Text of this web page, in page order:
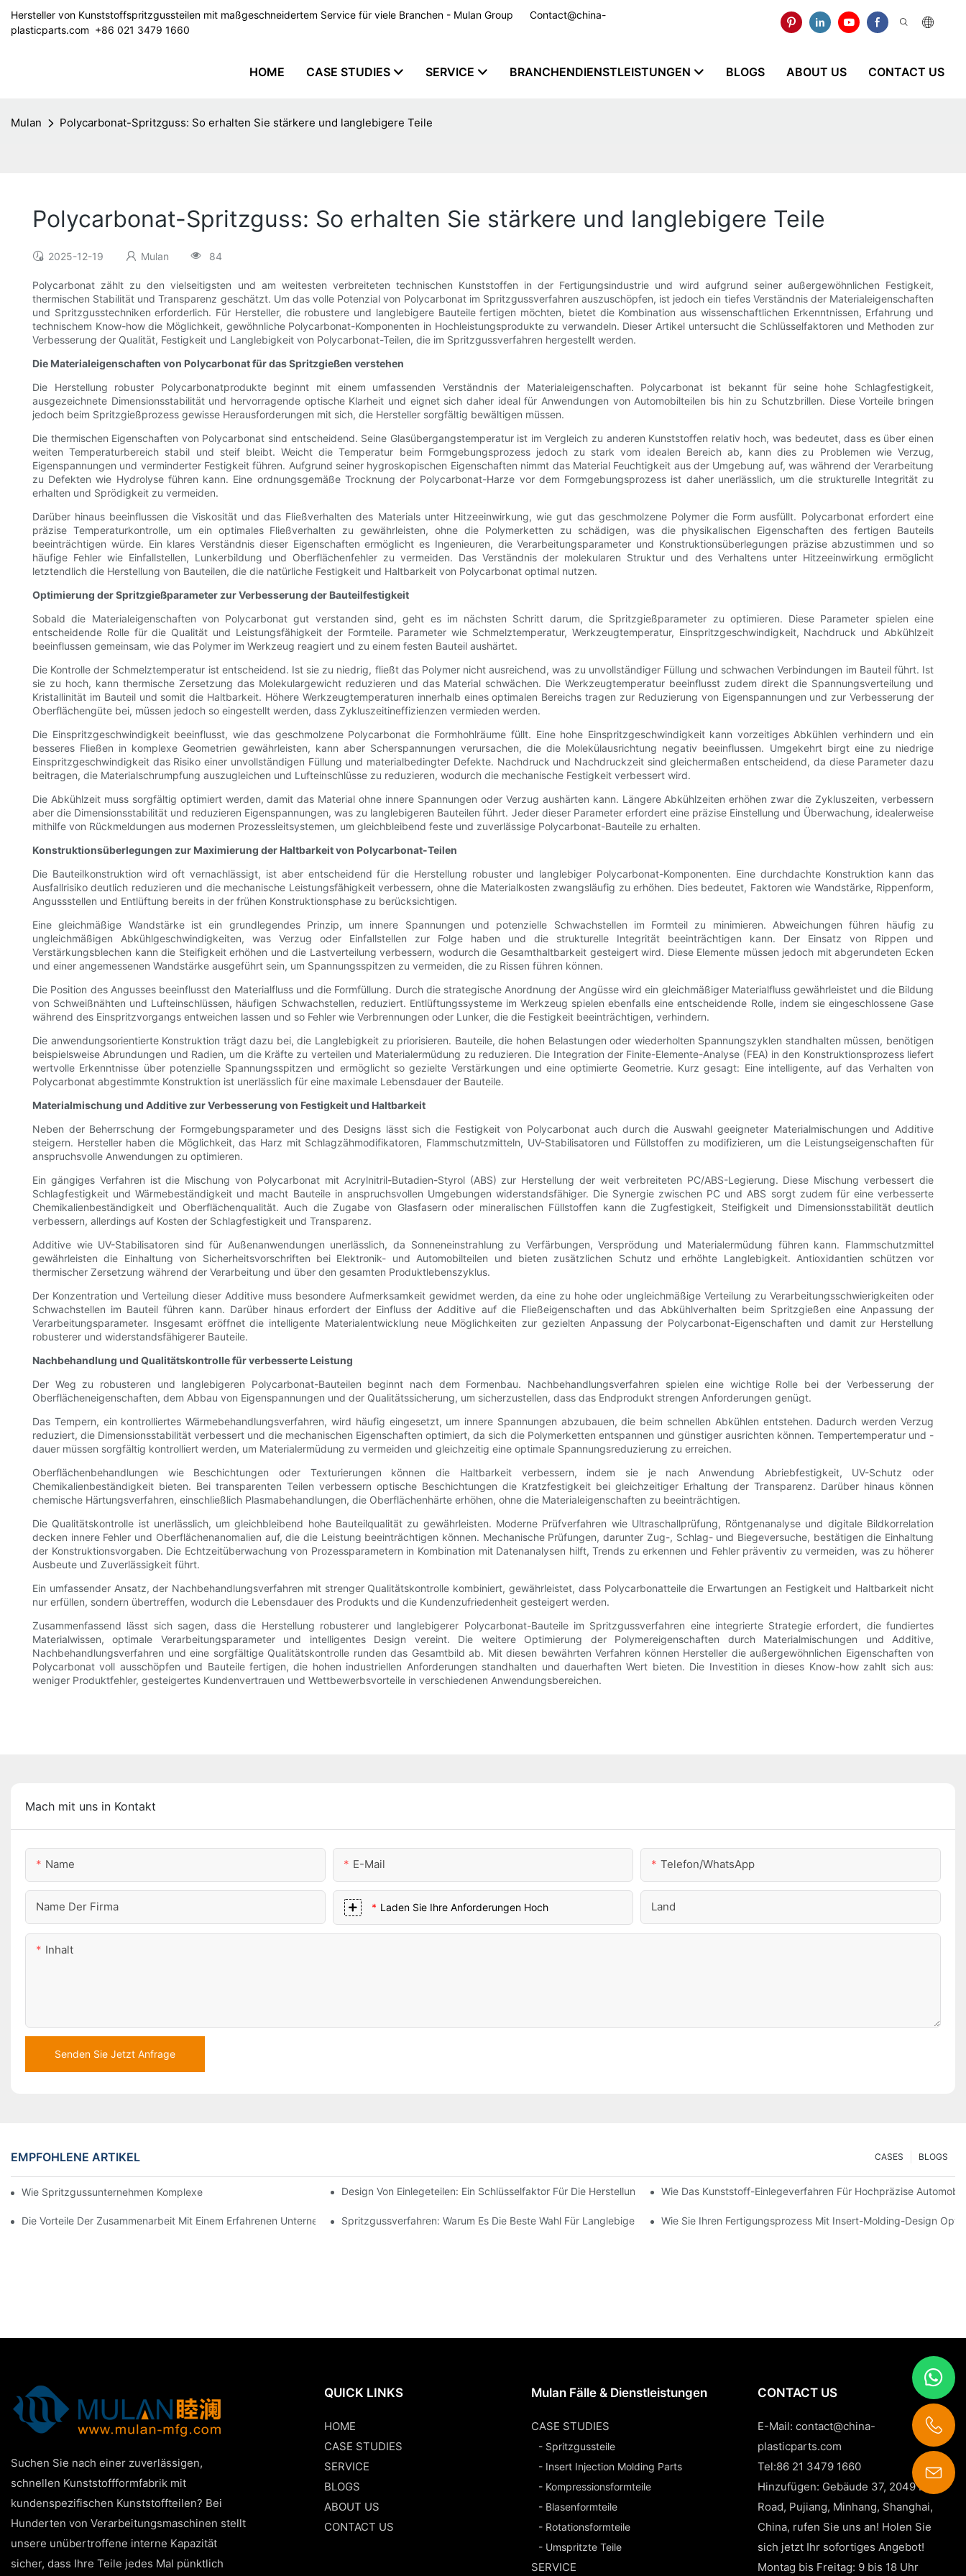
Hersteller von Kunststoffspritzgussteilen mit maßgeschneidertem Service für viele Branchen - Mulan Group
Contact@china-
plasticparts.com ​​​​​​​ +86 021 3479 1660
HOME CASE STUDIES SERVICE BRANCHENDIENSTLEISTUNGEN BLOGS ABOUT US CONTACT US
Mulan Polycarbonat-Spritzguss: So erhalten Sie stärkere und langlebigere Teile
Polycarbonat-Spritzguss: So erhalten Sie stärkere und langlebigere Teile
2025-12-19 Mulan 84
Polycarbonat zählt zu den vielseitigsten und am weitesten verbreiteten technischen Kunststoffen in der Fertigungsindustrie und wird aufgrund seiner außergewöhnlichen Festigkeit,
thermischen Stabilität und Transparenz geschätzt. Um das volle Potenzial von Polycarbonat im Spritzgussverfahren auszuschöpfen, ist jedoch ein tiefes Verständnis der Materialeigenschaften
und Spritzgusstechniken erforderlich. Für Hersteller, die robustere und langlebigere Bauteile fertigen möchten, bietet die Kombination aus wissenschaftlichen Erkenntnissen, Erfahrung und
technischem Know-how die Möglichkeit, gewöhnliche Polycarbonat-Komponenten in Hochleistungsprodukte zu verwandeln. Dieser Artikel untersucht die Schlüsselfaktoren und Methoden zur
Verbesserung der Qualität, Festigkeit und Langlebigkeit von Polycarbonat-Teilen, die im Spritzgussverfahren hergestellt werden.
Die Materialeigenschaften von Polycarbonat für das Spritzgießen verstehen
Die Herstellung robuster Polycarbonatprodukte beginnt mit einem umfassenden Verständnis der Materialeigenschaften. Polycarbonat ist bekannt für seine hohe Schlagfestigkeit,
ausgezeichnete Dimensionsstabilität und hervorragende optische Klarheit und eignet sich daher ideal für Anwendungen von Automobilteilen bis hin zu Schutzbrillen. Diese Vorteile bringen
jedoch beim Spritzgießprozess gewisse Herausforderungen mit sich, die Hersteller sorgfältig bewältigen müssen.
Die thermischen Eigenschaften von Polycarbonat sind entscheidend. Seine Glasübergangstemperatur ist im Vergleich zu anderen Kunststoffen relativ hoch, was bedeutet, dass es über einen
weiten Temperaturbereich stabil und steif bleibt. Weicht die Temperatur beim Formgebungsprozess jedoch zu stark vom idealen Bereich ab, kann dies zu Problemen wie Verzug,
Eigenspannungen und verminderter Festigkeit führen. Aufgrund seiner hygroskopischen Eigenschaften nimmt das Material Feuchtigkeit aus der Umgebung auf, was während der Verarbeitung
zu Defekten wie Hydrolyse führen kann. Eine ordnungsgemäße Trocknung der Polycarbonat-Harze vor dem Formgebungsprozess ist daher unerlässlich, um die strukturelle Integrität zu
erhalten und Sprödigkeit zu vermeiden.
Darüber hinaus beeinflussen die Viskosität und das Fließverhalten des Materials unter Hitzeeinwirkung, wie gut das geschmolzene Polymer die Form ausfüllt. Polycarbonat erfordert eine
präzise Temperaturkontrolle, um ein optimales Fließverhalten zu gewährleisten, ohne die Polymerketten zu schädigen, was die physikalischen Eigenschaften des fertigen Bauteils
beeinträchtigen würde. Ein klares Verständnis dieser Eigenschaften ermöglicht es Ingenieuren, die Verarbeitungsparameter und Konstruktionsüberlegungen präzise abzustimmen und so
häufige Fehler wie Einfallstellen, Lunkerbildung und Oberflächenfehler zu vermeiden. Das Verständnis der molekularen Struktur und des Verhaltens unter Hitzeeinwirkung ermöglicht
letztendlich die Herstellung von Bauteilen, die die natürliche Festigkeit und Haltbarkeit von Polycarbonat optimal nutzen.
Optimierung der Spritzgießparameter zur Verbesserung der Bauteilfestigkeit
Sobald die Materialeigenschaften von Polycarbonat gut verstanden sind, geht es im nächsten Schritt darum, die Spritzgießparameter zu optimieren. Diese Parameter spielen eine
entscheidende Rolle für die Qualität und Leistungsfähigkeit der Formteile. Parameter wie Schmelztemperatur, Werkzeugtemperatur, Einspritzgeschwindigkeit, Nachdruck und Abkühlzeit
beeinflussen gemeinsam, wie das Polymer im Werkzeug reagiert und zu einem festen Bauteil aushärtet.
Die Kontrolle der Schmelztemperatur ist entscheidend. Ist sie zu niedrig, fließt das Polymer nicht ausreichend, was zu unvollständiger Füllung und schwachen Verbindungen im Bauteil führt. Ist
sie zu hoch, kann thermische Zersetzung das Molekulargewicht reduzieren und das Material schwächen. Die Werkzeugtemperatur beeinflusst zudem direkt die Spannungsverteilung und
Kristallinität im Bauteil und somit die Haltbarkeit. Höhere Werkzeugtemperaturen innerhalb eines optimalen Bereichs tragen zur Reduzierung von Eigenspannungen und zur Verbesserung der
Oberflächengüte bei, müssen jedoch so eingestellt werden, dass Zykluszeitineffizienzen vermieden werden.
Die Einspritzgeschwindigkeit beeinflusst, wie das geschmolzene Polycarbonat die Formhohlräume füllt. Eine hohe Einspritzgeschwindigkeit kann vorzeitiges Abkühlen verhindern und ein
besseres Fließen in komplexe Geometrien gewährleisten, kann aber Scherspannungen verursachen, die die Molekülausrichtung negativ beeinflussen. Umgekehrt birgt eine zu niedrige
Einspritzgeschwindigkeit das Risiko einer unvollständigen Füllung und materialbedingter Defekte. Nachdruck und Nachdruckzeit sind gleichermaßen entscheidend, da diese Parameter dazu
beitragen, die Materialschrumpfung auszugleichen und Lufteinschlüsse zu reduzieren, wodurch die mechanische Festigkeit verbessert wird.
Die Abkühlzeit muss sorgfältig optimiert werden, damit das Material ohne innere Spannungen oder Verzug aushärten kann. Längere Abkühlzeiten erhöhen zwar die Zykluszeiten, verbessern
aber die Dimensionsstabilität und reduzieren Eigenspannungen, was zu langlebigeren Bauteilen führt. Jeder dieser Parameter erfordert eine präzise Einstellung und Überwachung, idealerweise
mithilfe von Rückmeldungen aus modernen Prozessleitsystemen, um gleichbleibend feste und zuverlässige Polycarbonat-Bauteile zu erhalten.
Konstruktionsüberlegungen zur Maximierung der Haltbarkeit von Polycarbonat-Teilen
Die Bauteilkonstruktion wird oft vernachlässigt, ist aber entscheidend für die Herstellung robuster und langlebiger Polycarbonat-Komponenten. Eine durchdachte Konstruktion kann das
Ausfallrisiko deutlich reduzieren und die mechanische Leistungsfähigkeit verbessern, ohne die Materialkosten zwangsläufig zu erhöhen. Dies bedeutet, Faktoren wie Wandstärke, Rippenform,
Angussstellen und Entlüftung bereits in der frühen Konstruktionsphase zu berücksichtigen.
Eine gleichmäßige Wandstärke ist ein grundlegendes Prinzip, um innere Spannungen und potenzielle Schwachstellen im Formteil zu minimieren. Abweichungen führen häufig zu
ungleichmäßigen Abkühlgeschwindigkeiten, was Verzug oder Einfallstellen zur Folge haben und die strukturelle Integrität beeinträchtigen kann. Der Einsatz von Rippen und
Verstärkungsblechen kann die Steifigkeit erhöhen und die Lastverteilung verbessern, wodurch die Gesamthaltbarkeit gesteigert wird. Diese Elemente müssen jedoch mit abgerundeten Ecken
und einer angemessenen Wandstärke ausgeführt sein, um Spannungsspitzen zu vermeiden, die zu Rissen führen können.
Die Position des Angusses beeinflusst den Materialfluss und die Formfüllung. Durch die strategische Anordnung der Angüsse wird ein gleichmäßiger Materialfluss gewährleistet und die Bildung
von Schweißnähten und Lufteinschlüssen, häufigen Schwachstellen, reduziert. Entlüftungssysteme im Werkzeug spielen ebenfalls eine entscheidende Rolle, indem sie eingeschlossene Gase
während des Einspritzvorgangs entweichen lassen und so Fehler wie Verbrennungen oder Lunker, die die Festigkeit beeinträchtigen, verhindern.
Die anwendungsorientierte Konstruktion trägt dazu bei, die Langlebigkeit zu priorisieren. Bauteile, die hohen Belastungen oder wiederholten Spannungszyklen standhalten müssen, benötigen
beispielsweise Abrundungen und Radien, um die Kräfte zu verteilen und Materialermüdung zu reduzieren. Die Integration der Finite-Elemente-Analyse (FEA) in den Konstruktionsprozess liefert
wertvolle Erkenntnisse über potenzielle Spannungsspitzen und ermöglicht so gezielte Verstärkungen und eine optimierte Geometrie. Kurz gesagt: Eine intelligente, auf das Verhalten von
Polycarbonat abgestimmte Konstruktion ist unerlässlich für eine maximale Lebensdauer der Bauteile.
Materialmischung und Additive zur Verbesserung von Festigkeit und Haltbarkeit
Neben der Beherrschung der Formgebungsparameter und des Designs lässt sich die Festigkeit von Polycarbonat auch durch die Auswahl geeigneter Materialmischungen und Additive
steigern. Hersteller haben die Möglichkeit, das Harz mit Schlagzähmodifikatoren, Flammschutzmitteln, UV-Stabilisatoren und Füllstoffen zu modifizieren, um die Leistungseigenschaften für
anspruchsvolle Anwendungen zu optimieren.
Ein gängiges Verfahren ist die Mischung von Polycarbonat mit Acrylnitril-Butadien-Styrol (ABS) zur Herstellung der weit verbreiteten PC/ABS-Legierung. Diese Mischung verbessert die
Schlagfestigkeit und Wärmebeständigkeit und macht Bauteile in anspruchsvollen Umgebungen widerstandsfähiger. Die Synergie zwischen PC und ABS sorgt zudem für eine verbesserte
Chemikalienbeständigkeit und Oberflächenqualität. Auch die Zugabe von Glasfasern oder mineralischen Füllstoffen kann die Zugfestigkeit, Steifigkeit und Dimensionsstabilität deutlich
verbessern, allerdings auf Kosten der Schlagfestigkeit und Transparenz.
Additive wie UV-Stabilisatoren sind für Außenanwendungen unerlässlich, da Sonneneinstrahlung zu Verfärbungen, Versprödung und Materialermüdung führen kann. Flammschutzmittel
gewährleisten die Einhaltung von Sicherheitsvorschriften bei Elektronik- und Automobilteilen und bieten zusätzlichen Schutz und erhöhte Langlebigkeit. Antioxidantien schützen vor
thermischer Zersetzung während der Verarbeitung und über den gesamten Produktlebenszyklus.
Der Konzentration und Verteilung dieser Additive muss besondere Aufmerksamkeit gewidmet werden, da eine zu hohe oder ungleichmäßige Verteilung zu Verarbeitungsschwierigkeiten oder
Schwachstellen im Bauteil führen kann. Darüber hinaus erfordert der Einfluss der Additive auf die Fließeigenschaften und das Abkühlverhalten beim Spritzgießen eine Anpassung der
Verarbeitungsparameter. Insgesamt eröffnet die intelligente Materialentwicklung neue Möglichkeiten zur gezielten Anpassung der Polycarbonat-Eigenschaften und damit zur Herstellung
robusterer und widerstandsfähigerer Bauteile.
Nachbehandlung und Qualitätskontrolle für verbesserte Leistung
Der Weg zu robusteren und langlebigeren Polycarbonat-Bauteilen beginnt nach dem Formenbau. Nachbehandlungsverfahren spielen eine wichtige Rolle bei der Verbesserung der
Oberflächeneigenschaften, dem Abbau von Eigenspannungen und der Qualitätssicherung, um sicherzustellen, dass das Endprodukt strengen Anforderungen genügt.
Das Tempern, ein kontrolliertes Wärmebehandlungsverfahren, wird häufig eingesetzt, um innere Spannungen abzubauen, die beim schnellen Abkühlen entstehen. Dadurch werden Verzug
reduziert, die Dimensionsstabilität verbessert und die mechanischen Eigenschaften optimiert, da sich die Polymerketten entspannen und günstiger ausrichten können. Tempertemperatur und -
dauer müssen sorgfältig kontrolliert werden, um Materialermüdung zu vermeiden und gleichzeitig eine optimale Spannungsreduzierung zu erreichen.
Oberflächenbehandlungen wie Beschichtungen oder Texturierungen können die Haltbarkeit verbessern, indem sie je nach Anwendung Abriebfestigkeit, UV-Schutz oder
Chemikalienbeständigkeit bieten. Bei transparenten Teilen verbessern optische Beschichtungen die Kratzfestigkeit bei gleichzeitiger Erhaltung der Transparenz. Darüber hinaus können
chemische Härtungsverfahren, einschließlich Plasmabehandlungen, die Oberflächenhärte erhöhen, ohne die Materialeigenschaften zu beeinträchtigen.
Die Qualitätskontrolle ist unerlässlich, um gleichbleibend hohe Bauteilqualität zu gewährleisten. Moderne Prüfverfahren wie Ultraschallprüfung, Röntgenanalyse und digitale Bildkorrelation
decken innere Fehler und Oberflächenanomalien auf, die die Leistung beeinträchtigen können. Mechanische Prüfungen, darunter Zug-, Schlag- und Biegeversuche, bestätigen die Einhaltung
der Konstruktionsvorgaben. Die Echtzeitüberwachung von Prozessparametern in Kombination mit Datenanalysen hilft, Trends zu erkennen und Fehler präventiv zu vermeiden, was zu höherer
Ausbeute und Zuverlässigkeit führt.
Ein umfassender Ansatz, der Nachbehandlungsverfahren mit strenger Qualitätskontrolle kombiniert, gewährleistet, dass Polycarbonatteile die Erwartungen an Festigkeit und Haltbarkeit nicht
nur erfüllen, sondern übertreffen, wodurch die Lebensdauer des Produkts und die Kundenzufriedenheit gesteigert werden.
Zusammenfassend lässt sich sagen, dass die Herstellung robusterer und langlebigerer Polycarbonat-Bauteile im Spritzgussverfahren eine integrierte Strategie erfordert, die fundiertes
Materialwissen, optimale Verarbeitungsparameter und intelligentes Design vereint. Die weitere Optimierung der Polymereigenschaften durch Materialmischungen und Additive,
Nachbehandlungsverfahren und eine sorgfältige Qualitätskontrolle runden das Gesamtbild ab. Mit diesen bewährten Verfahren können Hersteller die außergewöhnlichen Eigenschaften von
Polycarbonat voll ausschöpfen und Bauteile fertigen, die hohen industriellen Anforderungen standhalten und dauerhaften Wert bieten. Die Investition in dieses Know-how zahlt sich aus:
weniger Produktfehler, gesteigertes Kundenvertrauen und Wettbewerbsvorteile in verschiedenen Anwendungsbereichen.
Mach mit uns in Kontakt
Name E-Mail Telefon/WhatsApp
Name Der Firma Laden Sie Ihre Anforderungen Hoch Land
Inhalt
Senden Sie Jetzt Anfrage
EMPFOHLENE ARTIKEL BLOGS
CASES
Wie Spritzgussunternehmen Komplexe Designanforderungen Bewältigen KönnenDesign Von Einlegeteilen: Ein Schlüsselfaktor Für Die Herstellung Robuster, Mehrkomponentiger Bauteile
Wie Das Kunststoff-Einlegeverfahren Für Hochpräzise
Die Vorteile Der Zusammenarbeit Mit Einem Erfahrenen Unternehmen Für EinlegetechnikSpritzgussverfahren: Warum Es Die Beste Wahl Für Langlebige Konsumgüter IstWie Sie Ihren Fertigungsprozess Mit Insert-Molding-Design
Suchen Sie nach einer zuverlässigen,
schnellen Kunststoffformfabrik mit
kundenspezifischen Kunststoffteilen? Bei
Hunderten von Verarbeitungsmaschinen stellt
unsere unübertroffene interne Kapazität
sicher, dass Ihre Teile jedes Mal pünktlich
QUICK LINKS
HOME
CASE STUDIES
SERVICE
BLOGS
ABOUT US
CONTACT US
Mulan Fälle & Dienstleistungen
CASE STUDIES
- Spritzgussteile
- Insert Injection Molding Parts
- Kompressionsformteile
- Blasenformteile
- Rotationsformteile
- Umspritzte Teile
SERVICE
CONTACT US
E-Mail:contact@china-
plasticparts.com
Tel:86 21 3479 1660
Hinzufügen: Gebäude 37, 2049 Pujin
Road, Pujiang, Minhang, Shanghai,
China, rufen Sie uns an! Holen Sie
sich jetzt Ihr sofortiges Angebot!
Montag bis Freitag: 9 bis 18 Uhr